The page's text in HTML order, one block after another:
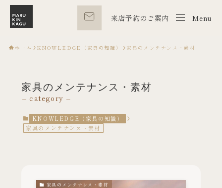
来店予約のご案内 Menu
Menu
ホーム KNOWLEDGE（家具の知識） 家具のメンテナンス・素材
家具のメンテナンス・素材
– category –
KNOWLEDGE（家具の知識）
家具のメンテナンス・素材
家具のメンテナンス・素材